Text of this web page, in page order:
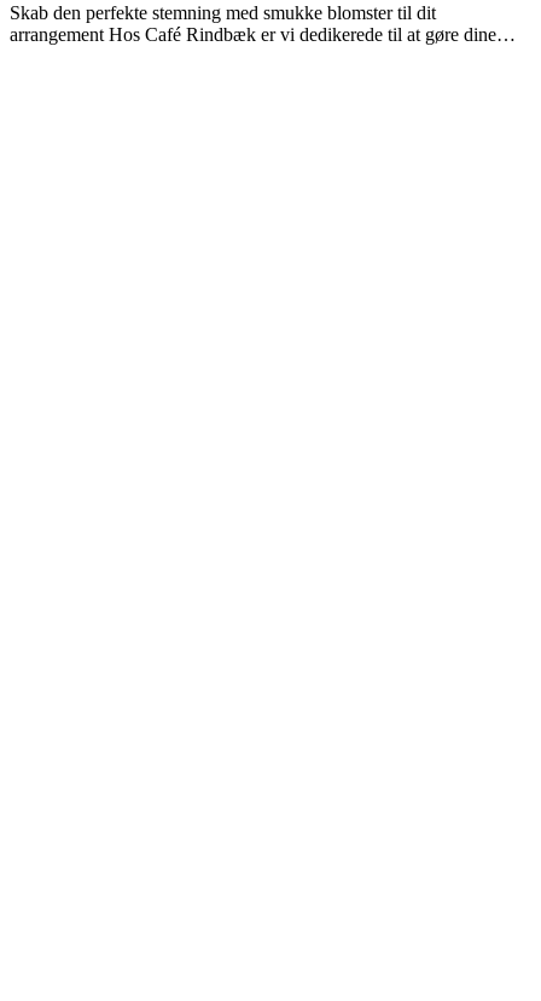
Skab den perfekte stemning med smukke blomster til dit
arrangement Hos Café Rindbæk er vi dedikerede til at gøre dine…